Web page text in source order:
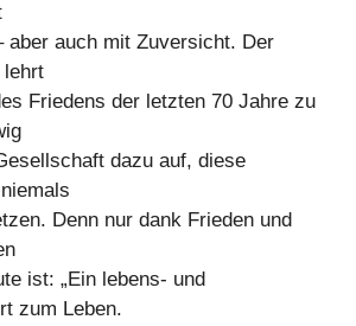
aber auch mit Zuversicht. Der
lehrt
Friedens der letzten 70 Jahre zu
dazu auf, diese
Denn nur dank Frieden und
ist: „Ein lebens- und
zum Leben.